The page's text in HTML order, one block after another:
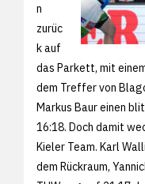
n
zurüc
k auf
das Parkett, mit
dem Treffer von
Markus Baur einen
16:18. Doch damit
Kieler Team. Karl
dem Rückraum,